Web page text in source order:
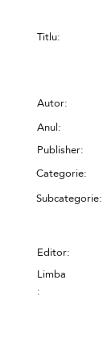
Titlu:
Autor:
Anul:
Publisher:
Categorie:
Subcategorie:
Editor:
Limba
: